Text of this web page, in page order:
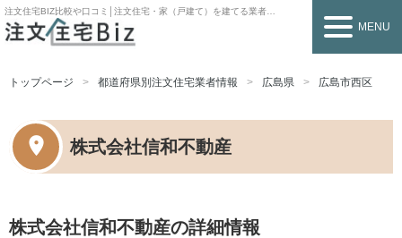
注文住宅BIZ比較や口コミ│注文住宅・家（戸建て）を建てる業者を探すなら
MENU
トップページ 都道府県別注文住宅業者情報 広島県 広島市西区
株式会社信和不動産
株式会社信和不動産の詳細情報